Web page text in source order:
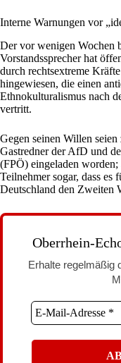
Interne Warnungen vor
Der vor wenigen Wochen
Vorstandssprecher hat
durch rechtsextreme
hingewiesen, die einen
Ethnokulturalismus nach
vertritt.
Gegen seinen Willen
Gastredner derAfD und
(FPÖ) eingeladen worden;
Teilnehmer sogar, dass es
Deutschland den Zweiten
Oberrhein-
Erhalte regelmäßig